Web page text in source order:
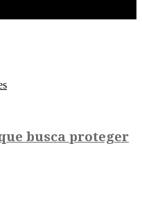
busca proteger